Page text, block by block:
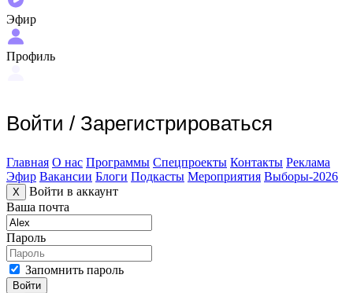
Эфир
Профиль
Войти / Зарегистрироваться
Главная О нас Программы Спецпроекты Контакты Реклама
Эфир Вакансии Блоги Подкасты Мероприятия Выборы-2026
X
Войти в аккаунт
Ваша почта
Пароль
Запомнить пароль
Войти